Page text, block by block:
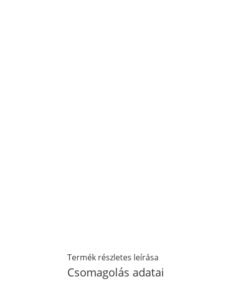
Termék részletes leírása
Csomagolás adatai